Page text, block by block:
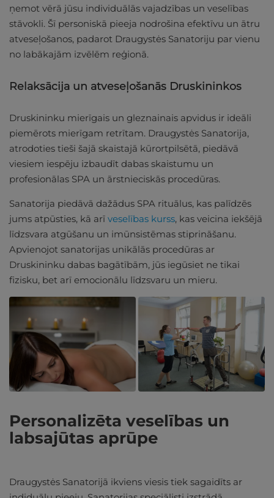
ņemot vērā jūsu individuālās vajadzības un veselības
stāvokli. Šī personiskā pieeja nodrošina efektīvu un ātru
atveseļošanos, padarot Draugystės Sanatoriju par vienu
no labākajām izvēlēm reģionā.
Relaksācija un atveseļošanās Druskininkos
Druskininku mierīgais un gleznainais apvidus ir ideāli
piemērots mierīgam retrītam. Draugystės Sanatorija,
atrodoties tieši šajā skaistajā kūrortpilsētā, piedāvā
viesiem iespēju izbaudīt dabas skaistumu un
profesionālas SPA un ārstnieciskās procedūras.
Sanatorija piedāvā dažādus SPA rituālus, kas palīdzēs
jums atpūsties, kā arī veselības kurss, kas veicina iekšējā
līdzsvara atgūšanu un imūnsistēmas stiprināšanu.
Apvienojot sanatorijas unikālās procedūras ar
Druskininku dabas bagātībām, jūs iegūsiet ne tikai
fizisku, bet arī emocionālu līdzsvaru un mieru.
Personalizēta veselības un
labsajūtas aprūpe
Draugystės Sanatorijā ikviens viesis tiek sagaidīts ar